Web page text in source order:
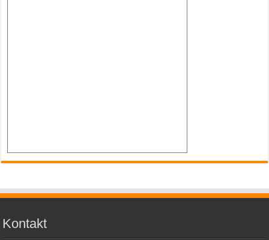
Kontakt